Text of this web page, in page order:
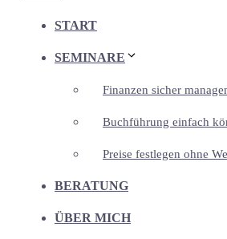
START
SEMINARE
Finanzen sicher
Buchführung einfach
Preise festlegen ohne
BERATUNG
ÜBER MICH